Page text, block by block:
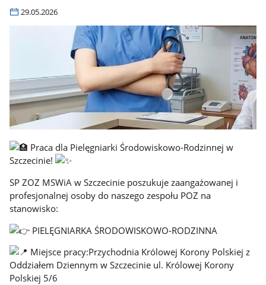
29.05.2026
Praca dla Pielęgniarki Środowiskowo-Rodzinnej w
Szczecinie!
SP ZOZ MSWiA w Szczecinie poszukuje zaangażowanej i
profesjonalnej osoby do naszego zespołu POZ na
stanowisko:
PIELĘGNIARKA ŚRODOWISKOWO-RODZINNA
Miejsce pracy:Przychodnia Królowej Korony Polskiej z
Oddziałem Dziennym w Szczecinie ul. Królowej Korony
Polskiej 5/6